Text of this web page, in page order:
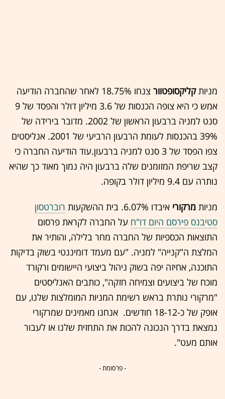
מניותקליקסופטוור
צנחו 18.75% לאחר שהחברה הודיעה
אמש כי היא צופה הכנסות של 3.6 מיליון דולר והפסד של 9
סנט למניה ברבעון הראשון של 2002. מדובר בירידה של
39% בהכנסות לעומת הרבעון הרביעי של 2001. אנליסטים
צפו הפסד של 3 סנט למניה ברבעון.עוד הודיעה החברה כי
קצב שריפת המזומנים שלה ברבעון היה נמוך מאוד כך שהיא
נותרה עם 9.4 מיליון דולר בקופה.
מניות מרקורי איבדו 6.07%. בית ההשקעות
רוברטסון
סטיבנס פירסם היום דו"ח על החברה לקראת פרסום
התוצאות הכספיות של החברה מחר בלילה, והותיר את
המלצת ה"קנייה" למניה. ‏‎"עם מעמד דומיננטי בשוק בדיקות
התוכנה, אחיזה יפה בשוק ניהול ביצועי היישומים ורקורד
מוכח של ביצועים וצמיחה חזקה", כותבים האנליסטים
"מרקורי נותרת בראש רשימת המניות המומלצות שלנו, עם
אופק של כ‏-‏12‏-‏18 חודשים. ‎‏ אנחנו מאמינים שמרקורי
נמצאת בדרך הנכונה להכות את התחזית שלנו או לעבור
אותם מעט".
- פרסומת -